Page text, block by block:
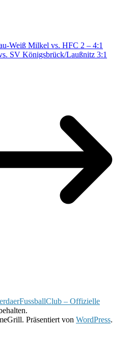
Weiß Milkel vs. HFC 2 – 4:1
SV Königsbrück/Laußnitz 3:1
– Offizielle
Präsentiert von WordPress.